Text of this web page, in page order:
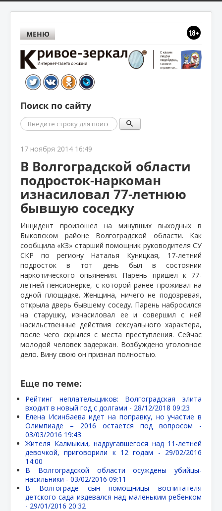
МЕНЮ
Поиск по сайту
Поиск
17 ноября 2014 16:49
В Волгоградской области
подросток-наркоман
изнасиловал 77-летнюю
бывшую соседку
Инцидент произошел на минувших выходных в
Быковском районе Волгоградской области. Как
сообщила «КЗ» старший помощник руководителя СУ
СКР по региону Наталья Куницкая, 17-летний
подросток в тот день был в состоянии
наркотического опьянения. Парень пришел к 77-
летней пенсионерке, с которой ранее проживал на
одной площадке. Женщина, ничего не подозревая,
открыла дверь бывшему соседу. Парень набросился
на старушку, изнасиловал ее и совершил с ней
насильственные действия сексуального характера,
после чего скрылся с места преступления. Сейчас
молодой человек задержан. Возбуждено уголовное
дело. Вину свою он признал полностью.
Еще по теме:
Рейтинг неплательщиков: Волгоградская элита
входит в новый год с долгами - 28/12/2018 09:23
Елена Исинбаева идет на поправку, но участие в
Олимпиаде – 2016 остается под вопросом -
03/03/2016 19:43
Жителя Калмыкии, надругавшегося над 11-летней
девочкой, приговорили к 12 годам - 29/02/2016
14:00
В Волгоградской области осуждены убийцы-
насильники - 03/02/2016 09:11
В Волгограде сын помощницы воспитателя
детского сада издевался над маленьким ребенком
- 29/01/2016 20:32